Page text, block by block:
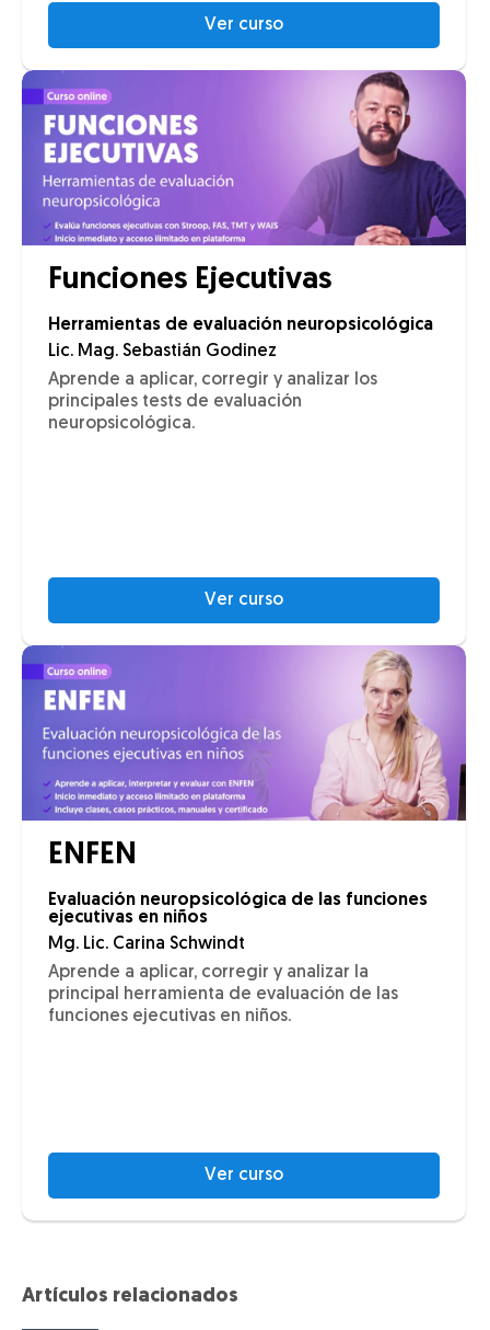
Ver curso
Funciones Ejecutivas
Herramientas de evaluación neuropsicológica
Lic. Mag. Sebastián Godinez
Aprende a aplicar, corregir y analizar los
principales tests de evaluación
neuropsicológica.
Ver curso
ENFEN
Evaluación neuropsicológica de las funciones
ejecutivas en niños
Mg. Lic. Carina Schwindt
Aprende a aplicar, corregir y analizar la
principal herramienta de evaluación de las
funciones ejecutivas en niños.
Ver curso
Artículos relacionados